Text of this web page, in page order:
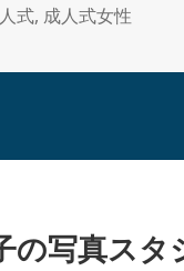
式, 成人式女性
の写真スタ